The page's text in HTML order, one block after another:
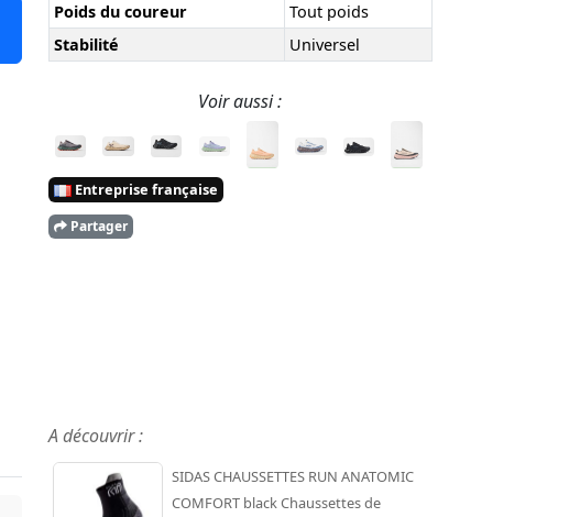
Poids du coureur
Tout poids
Stabilité
Universel
Voir aussi :
Entreprise française
Partager
A découvrir :
SIDAS CHAUSSETTES RUN ANATOMIC
COMFORT black Chaussettes de